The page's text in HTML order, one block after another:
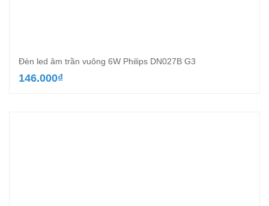
Đèn led âm trần vuông 6W Philips DN027B G3
146.000₫